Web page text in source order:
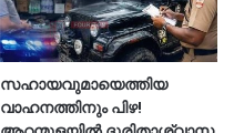
സഹായവുമായെത്തിയ
വാഹനത്തിനും പിഴ!